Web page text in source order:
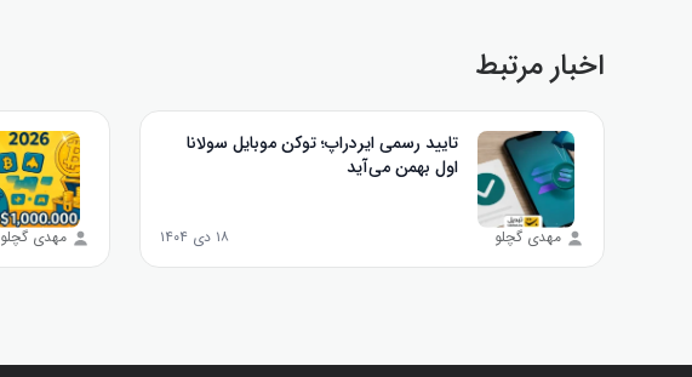
اخبار مرتبط
تایید رسمی ایردراپ؛ توکن موبایل سولانا
اول بهمن می‌آید
مهدی گچلو ۱۸ دی ۱۴۰۴ مهدی گچلو